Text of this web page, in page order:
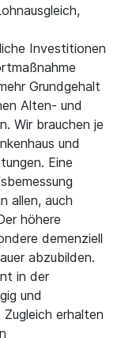
Investitionen
Grundgehalt
Alten- und
Wir brauchen je
und
Eine
allen, auch
höhere
demenziell
abzubilden.
in der
und
erhalten